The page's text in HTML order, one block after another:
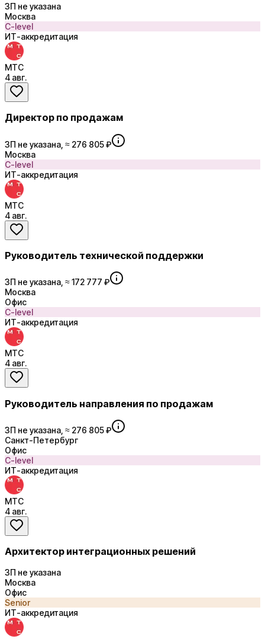
ЗП не указана
Москва
C-level
ИТ-аккредитация
МТС
4 авг.
Директор по продажам
ЗП не указана, ≈ 276 805 ₽
Москва
C-level
ИТ-аккредитация
МТС
4 авг.
Руководитель технической поддержки
ЗП не указана, ≈ 172 777 ₽
Москва
Офис
C-level
ИТ-аккредитация
МТС
4 авг.
Руководитель направления по продажам
ЗП не указана, ≈ 276 805 ₽
Санкт-Петербург
Офис
C-level
ИТ-аккредитация
МТС
4 авг.
Архитектор интеграционных решений
ЗП не указана
Москва
Офис
Senior
ИТ-аккредитация